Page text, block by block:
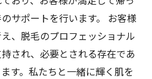
サポートを行います。 お客様
、脱毛のプロフェッショナル
され、必要とされる存在であ
す。私たちと一緒に輝く肌を